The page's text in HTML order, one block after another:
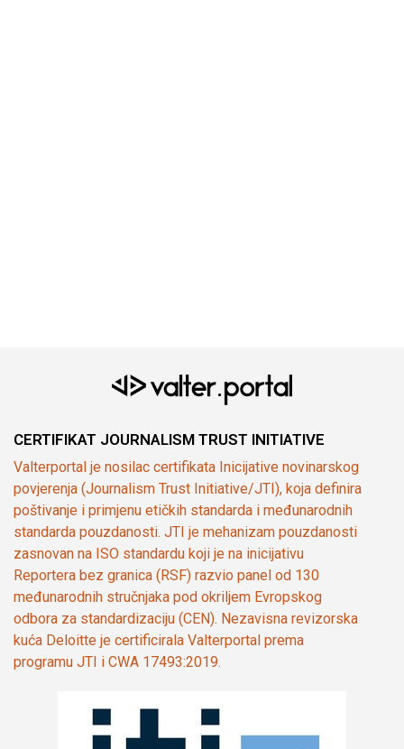
CERTIFIKAT JOURNALISM TRUST INITIATIVE
Valterportal je nosilac certifikata Inicijative novinarskog
povjerenja (Journalism Trust Initiative/JTI), koja definira
poštivanje i primjenu etičkih standarda i međunarodnih
standarda pouzdanosti. JTI je mehanizam pouzdanosti
zasnovan na ISO standardu koji je na inicijativu
Reportera bez granica (RSF) razvio panel od 130
međunarodnih stručnjaka pod okriljem Evropskog
odbora za standardizaciju (CEN). Nezavisna revizorska
kuća Deloitte je certificirala Valterportal prema
programu JTI i CWA 17493:2019.